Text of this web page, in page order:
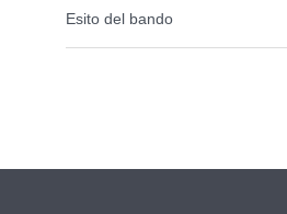
Esito del bando